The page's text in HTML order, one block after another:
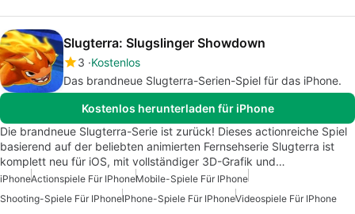
Slugterra: Slugslinger Showdown
3 Kostenlos
Das brandneue Slugterra-Serien-Spiel für das iPhone.
Kostenlos herunterladen für iPhone
Die brandneue Slugterra-Serie ist zurück! Dieses actionreiche Spiel
basierend auf der beliebten animierten Fernsehserie Slugterra ist
komplett neu für iOS, mit vollständiger 3D-Grafik und…
iPhoneActionspiele Für IPhoneMobile-Spiele Für IPhone
Shooting-Spiele Für IPhoneIPhone-Spiele Für IPhoneVideospiele Für IPhone